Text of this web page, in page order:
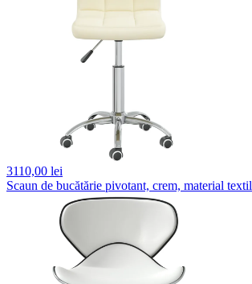
3110,00 lei
Scaun de bucătărie pivotant, crem, material textil